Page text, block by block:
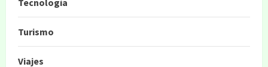
Tecnología
Turismo
Viajes